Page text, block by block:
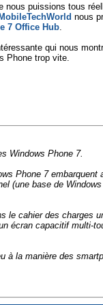
nous puissions tous
MobileTechWorld nous
7 Office Hub.
qui nous
Phone trop vite.
Windows Phone 7.
Phone 7 embarquent
(une base de
le cahier des charges
écran capacitif multi-
à la manière des